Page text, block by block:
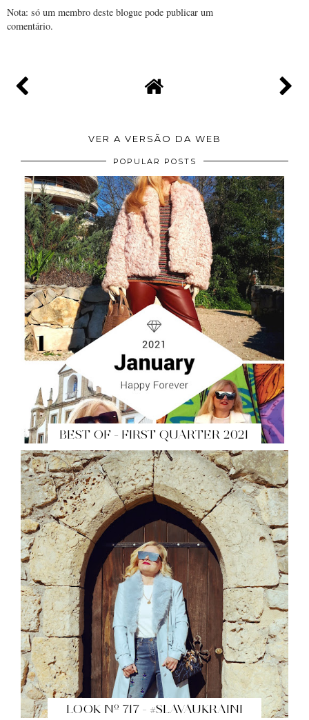
Nota: só um membro deste blogue pode publicar um
comentário.
VER A VERSÃO DA WEB
POPULAR POSTS
BEST OF - FIRST QUARTER 2021
LOOK Nº 717 - #SLAVAUKRAINI